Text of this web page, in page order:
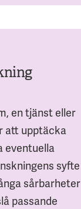
en tjänst eller
att upptäcka
eventuella
syfte
sårbarheter
passande